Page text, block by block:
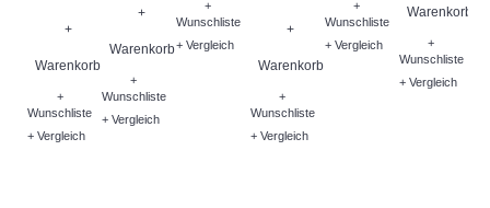
+
Warenkorb
+
Wunschliste
+ Vergleich
+
Warenkorb
+
Wunschliste
+ Vergleich
+
Wunschliste
+ Vergleich
+
Warenkorb
+
Wunschliste
+ Vergleich
+
Wunschliste
+ Vergleich
Warenkorb
+
Wunschliste
+ Vergleich